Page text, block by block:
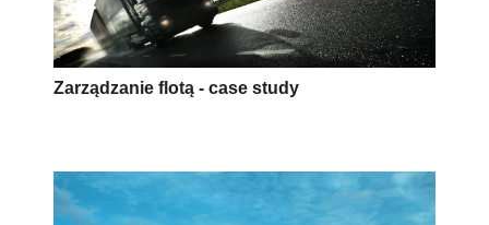
Zarządzanie flotą - case study